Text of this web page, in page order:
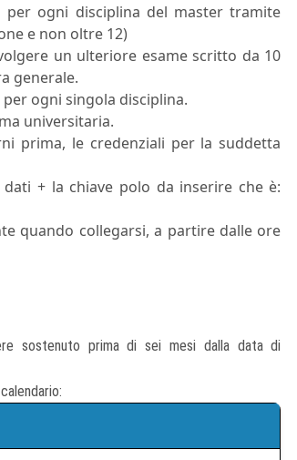
ogni disciplina del master tramite
e non oltre 12)
un ulteriore esame scritto da 10
generale.
ogni singola disciplina.
universitaria.
prima, le credenziali per la suddetta
+ la chiave polo da inserire che è:
quando collegarsi, a partire dalle ore
sostenuto prima di sei mesi dalla data di